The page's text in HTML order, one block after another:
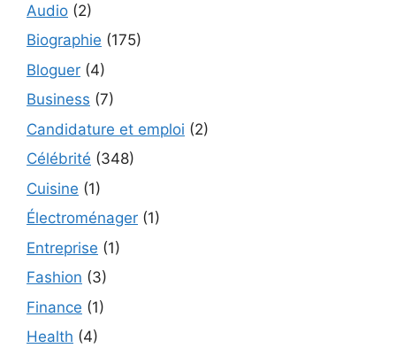
Audio (2)
Biographie (175)
Bloguer (4)
Business (7)
Candidature et emploi (2)
Célébrité (348)
Cuisine (1)
Électroménager (1)
Entreprise (1)
Fashion (3)
Finance (1)
Health (4)